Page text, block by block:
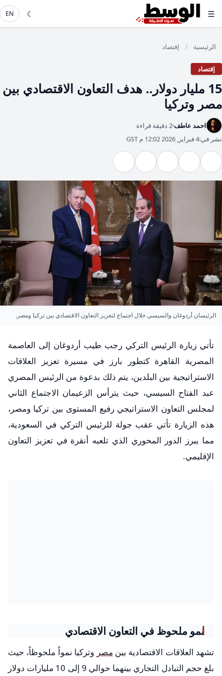
☰
☾
EN
الرئيسية / إقتصاد
إقتصاد
15 مليار دولار.. هدف التعاون الاقتصادي بين
مصر وتركيا
احمد عاطف2 دقيقة قراءة
نشر في:4 فبراير, 2026 12:02 م GST
الرئيسان أردوغان والسيسي خلال اجتماع لتعزيز التعاون الاقتصادي بين تركيا ومصر.
تأتي زيارة الرئيس التركي رجب طيب أردوغان إلى العاصمة
المصرية القاهرة كتطور بارز في مسيرة تعزيز العلاقات
الاستراتيجية بين البلدين، يتم ذلك بدعوة من الرئيس المصري
عبد الفتاح السيسي، حيث يترأس الزعيمان الاجتماع الثاني
لمجلس التعاون الاستراتيجي رفيع المستوى بين تركيا ومصر،
هذه الزيارة تأتي عقب جولة للرئيس التركي في السعودية،
مما يبرز الدور المحوري الذي تلعبه أنقرة في تعزيز التعاون
الإقليمي.
نمو ملحوظ في التعاون الاقتصادي
تشهد العلاقات الاقتصادية بين مصر وتركيا نمواً ملحوظاً، حيث
بلغ حجم التبادل التجاري بينهما حوالي 9 إلى 10 مليارات دولار